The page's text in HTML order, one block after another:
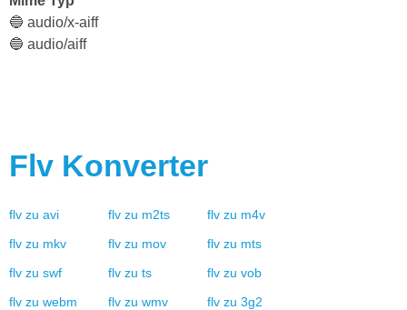
🔵 audio/x-aiff
🔵 audio/aiff
Flv Konverter
flv zu avi flv zu m2ts flv zu m4v
flv zu mkv flv zu mov flv zu mts
flv zu swf flv zu ts flv zu vob
flv zu webm flv zu wmv flv zu 3g2